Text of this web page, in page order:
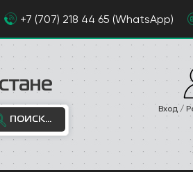
+7 (707) 218 44 65 (WhatsApp)
ПОИСК...
Вход /